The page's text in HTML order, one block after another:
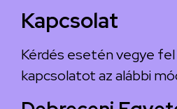
Kapcsolat
Kérdés esetén vegye fel
kapcsolatot az alábbi